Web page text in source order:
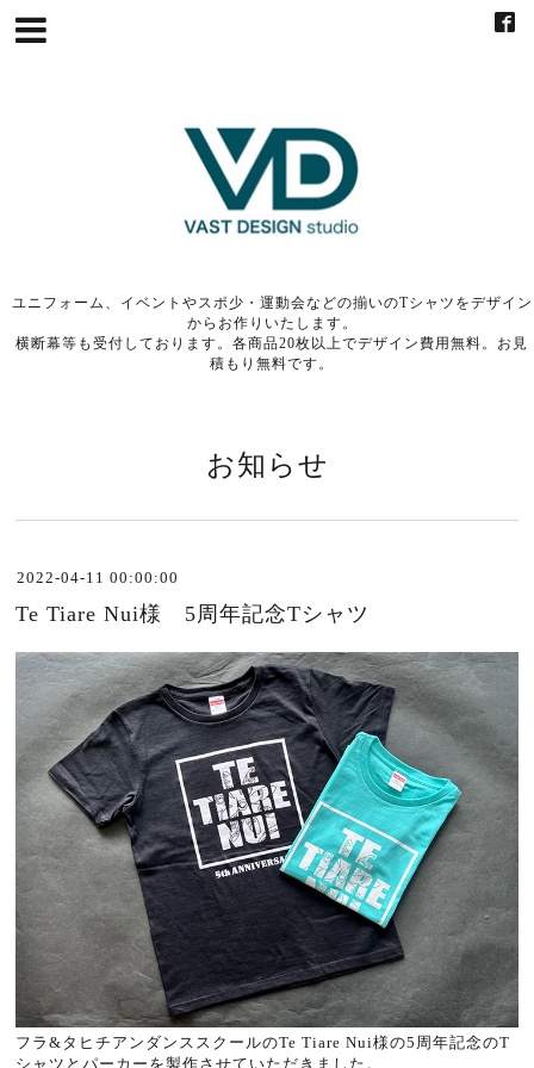
ユニフォーム、イベントやスポ少・運動会などの揃いのTシャツをデザイン
からお作りいたします。
横断幕等も受付しております。各商品20枚以上でデザイン費用無料。お見
積もり無料です。
お知らせ
2022-04-11 00:00:00
Te Tiare Nui様 5周年記念Tシャツ
フラ&タヒチアンダンススクールのTe Tiare Nui様の5周年記念のT
シャツとパーカーを製作させていただきました。